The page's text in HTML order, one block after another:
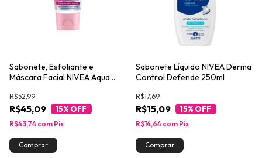
Sabonete, Esfoliante e
Máscara Facial NIVEA Aqua
R$45,09
R$52,99
15% OFF
R$43,74 com Pix
Sabonete Líquido NIVEA Derma
Control Defende 250ml
R$15,09
R$17,69
15% OFF
R$14,64 com Pix